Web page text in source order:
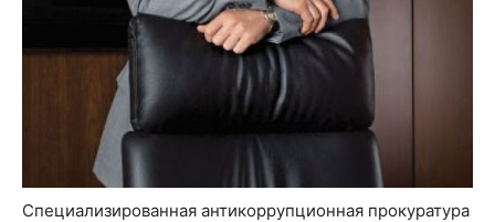
Специализированная антикоррупционная прокуратура